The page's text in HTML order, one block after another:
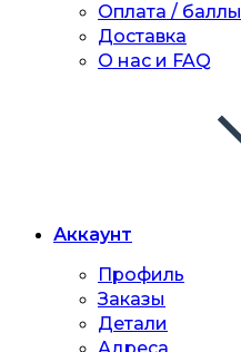
Оплата / баллы
Доставка
О нас и FAQ
Аккаунт
Профиль
Заказы
Детали